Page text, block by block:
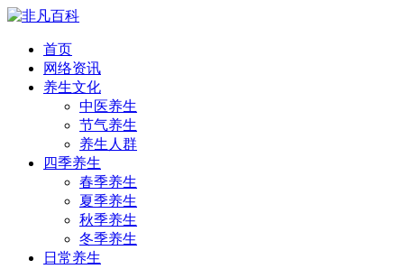
首页
网络资讯
养生文化
中医养生
节气养生
养生人群
四季养生
春季养生
夏季养生
秋季养生
冬季养生
日常养生